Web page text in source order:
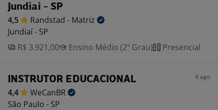
Jundiai - SP
4,5 Randstad - Matriz
Jundiaí - SP
R$ 3.921,00
Ensino Médio (2º Grau) Presencial
INSTRUTOR EDUCACIONAL 4 ago
4,4
WeCanBR
São Paulo - SP